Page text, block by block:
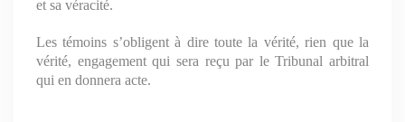
et sa véracité.
Les témoins s’obligent à dire toute la vérité, rien que la
vérité, engagement qui sera reçu par le Tribunal arbitral
qui en donnera acte.